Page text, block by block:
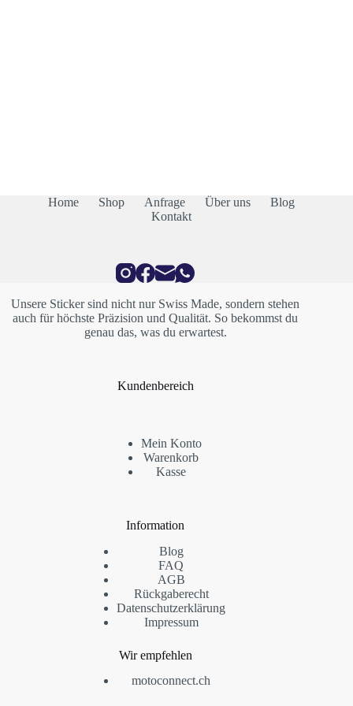
Home Shop Anfrage Über uns
Blog
Kontakt
Unsere Sticker sind nicht nur Swiss Made, sondern stehen
auch für höchste Präzision und Qualität. So bekommst du
genau das, was du erwartest.
Kundenbereich
Mein Konto
Warenkorb
Kasse
Information
Blog
FAQ
AGB
Rückgaberecht
Datenschutzerklärung
Impressum
Wir empfehlen
motoconnect.ch